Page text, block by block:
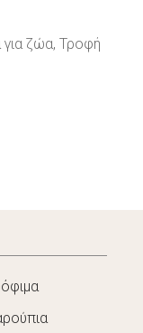
για ζώα,Τροφή